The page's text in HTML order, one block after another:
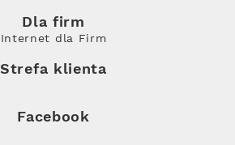
Dla firm
Internet dla Firm
Strefa klienta
Facebook